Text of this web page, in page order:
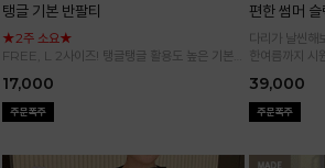
탱글 기본 반팔티
★2주 소요★
FREE, L 2사이즈! 탱글탱글 활용도 높은 기본
17,000
편한 썸머
다리가 날씬해
한여름까지 시
39,000